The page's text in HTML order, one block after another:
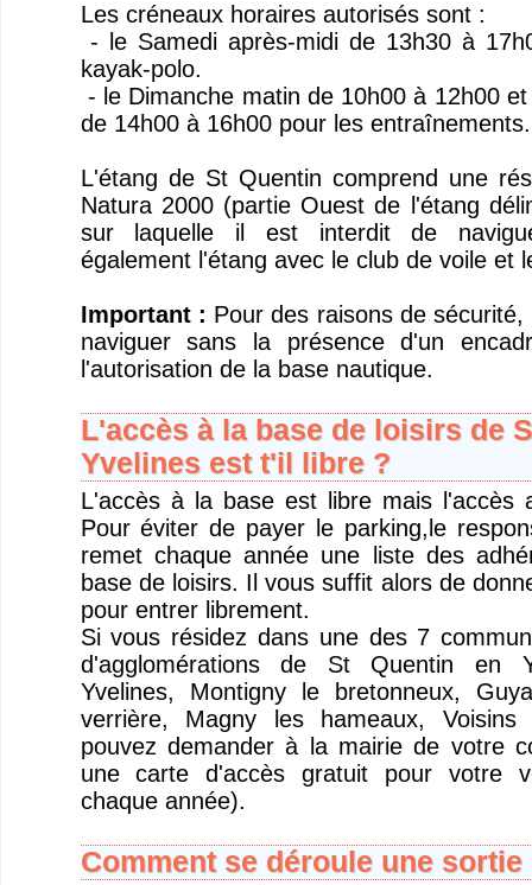
Les créneaux horaires autorisés sont :
- le Samedi après-midi de 13h30 à
kayak-polo.
- le Dimanche matin de 10h00 à 12h00
de 14h00 à 16h00 pour les entraînements.
L'étang de St Quentin comprend une
Natura 2000 (partie Ouest de l'étang
sur laquelle il est interdit de
également l'étang avec le club de voile et
Important : Pour des raisons de
naviguer sans la présence d'un
l'autorisation de la base nautique.
L'accès à la base de loisirs de
Yvelines est t'il libre ?
L'accès à la base est libre mais l'accès
Pour éviter de payer le parking,le
remet chaque année une liste des
base de loisirs. Il vous suffit alors de
pour entrer librement.
Si vous résidez dans une des 7
d'agglomérations de St Quentin en
Yvelines, Montigny le bretonneux,
verrière, Magny les hameaux,
pouvez demander à la mairie de votre
une carte d'accès gratuit pour votre
chaque année).
Comment se déroule une sortie